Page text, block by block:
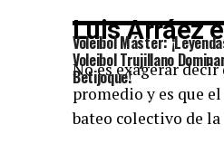
Luis Arráez
No es exagerar
promedio y es que
bateo colectivo de la
Voleibol Máster:
Voleibol Trujillano
Betijoque!